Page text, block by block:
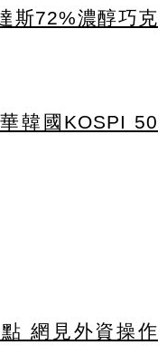
斯72%濃醇巧克
韓國KOSPI 50
網見外資操作